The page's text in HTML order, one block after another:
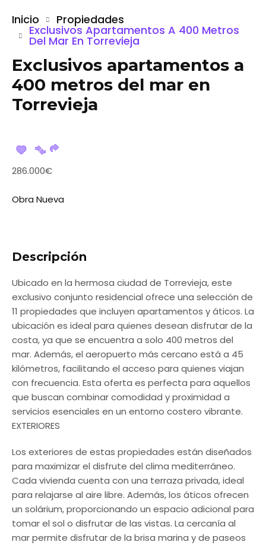
Inicio Propiedades
Exclusivos Apartamentos A 400 Metros
Del Mar En Torrevieja
Exclusivos apartamentos a
400 metros del mar en
Torrevieja
286.000€
Obra Nueva
Descripción
Ubicado en la hermosa ciudad de Torrevieja, este
exclusivo conjunto residencial ofrece una selección de
11 propiedades que incluyen apartamentos y áticos. La
ubicación es ideal para quienes desean disfrutar de la
costa, ya que se encuentra a solo 400 metros del
mar. Además, el aeropuerto más cercano está a 45
kilómetros, facilitando el acceso para quienes viajan
con frecuencia. Esta oferta es perfecta para aquellos
que buscan combinar comodidad y proximidad a
servicios esenciales en un entorno costero vibrante.
EXTERIORES
Los exteriores de estas propiedades están diseñados
para maximizar el disfrute del clima mediterráneo.
Cada vivienda cuenta con una terraza privada, ideal
para relajarse al aire libre. Además, los áticos ofrecen
un solárium, proporcionando un espacio adicional para
tomar el sol o disfrutar de las vistas. La cercanía al
mar permite disfrutar de la brisa marina y de paseos